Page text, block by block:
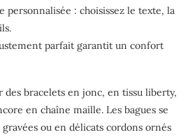
personnalisée : choisissez le texte, la
parfait garantit un confort
des bracelets en jonc, en tissu liberty,
en chaîne maille. Les bagues se
ou en délicats cordons ornés